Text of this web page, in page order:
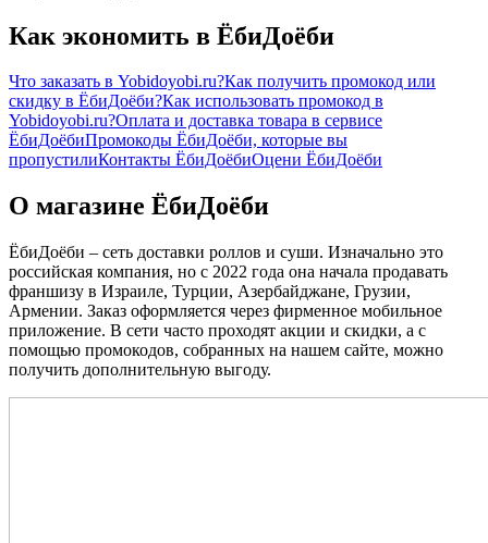
Как экономить в ЁбиДоёби
Что заказать в Yobidoyobi.ru?Как получить промокод или
скидку в ЁбиДоёби?Как использовать промокод в
Yobidoyobi.ru?Оплата и доставка товара в сервисе
ЁбиДоёбиПромокоды ЁбиДоёби, которые вы
пропустилиКонтакты ЁбиДоёбиОцени ЁбиДоёби
О магазине ЁбиДоёби
ЁбиДоёби – сеть доставки роллов и суши. Изначально это
российская компания, но с 2022 года она начала продавать
франшизу в Израиле, Турции, Азербайджане, Грузии,
Армении. Заказ оформляется через фирменное мобильное
приложение. В сети часто проходят акции и скидки, а с
помощью промокодов, собранных на нашем сайте, можно
получить дополнительную выгоду.